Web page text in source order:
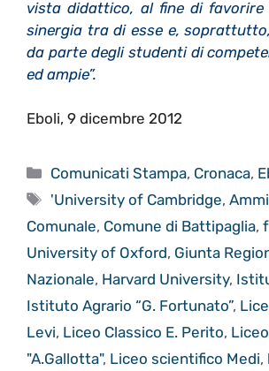
vista didattico, al fine di favorire
sinergia tra di esse e,
da parte degli studenti di
ed ampie”.
Eboli, 9 dicembre 2012
Categorie
Comunicati Stampa, Cronaca,
Tag
'University of Cambridge,
Comunale, Comune di Battipaglia,
University of Oxford, Giunta
Nazionale, Harvard University,
Istituto Agrario “G. Fortunato”,
Levi, Liceo Classico E. Perito,
"A.Gallotta", Liceo scientifico Medi,